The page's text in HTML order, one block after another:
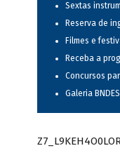
Sextas
Reserva de
Filmes e
Receba a
Concursos
Galeria BNDES